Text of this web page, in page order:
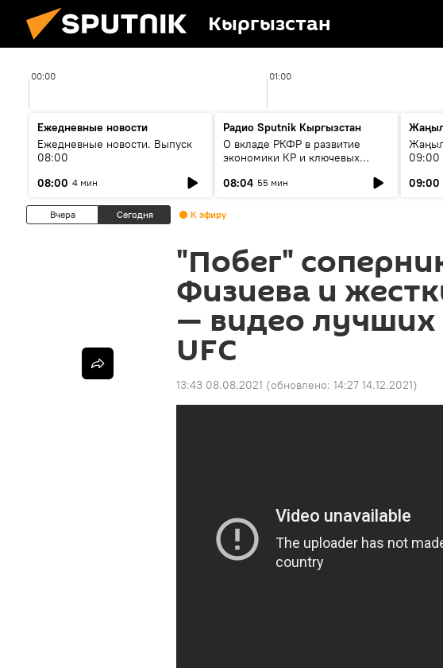
Кыргызстан
00:00 01:00
Ежедневные новости
Ежедневные новости. Выпуск
08:00
08:00 4 мин
Радио Sputnik Кыргызстан
О вкладе РКФР в развитие
экономики КР и ключевых
08:04 55 мин
09:00
09:00
Вчера Сегодня К эфиру
"Побег"
Физиева и
— видео
UFC
13:43 08.08.2021 (обновлено: 14:27 14.12.2021)